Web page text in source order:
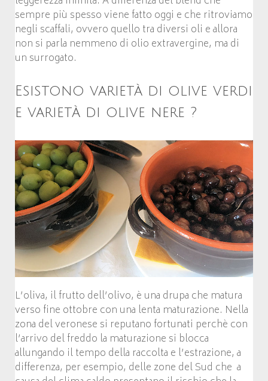
sempre più spesso viene fatto oggi e che ritroviamo
negli scaffali, ovvero quello tra diversi oli e allora
non si parla nemmeno di olio extravergine, ma di
un surrogato.
Esistono varietà di olive verdi
e varietà di olive nere ?
L’oliva, il frutto dell’olivo, è una drupa che matura
verso fine ottobre con una lenta maturazione. Nella
zona del veronese si reputano fortunati perchè con
l’arrivo del freddo la maturazione si blocca
allungando il tempo della raccolta e l’estrazione, a
differenza, per esempio, delle zone del Sud che a